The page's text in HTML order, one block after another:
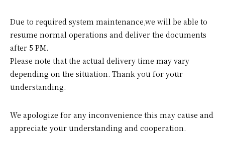
Due to required system maintenance,we will be able to
resume normal operations and deliver the documents
after 5 PM.
Please note that the actual delivery time may vary
depending on the situation. Thank you for your
understanding.
We apologize for any inconvenience this may cause and
appreciate your understanding and cooperation.